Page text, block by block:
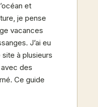
et
je pense
vacances
J’ai eu
à plusieurs
des
Ce guide